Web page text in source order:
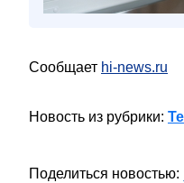
Сообщает hi-news.ru
Новость из рубрики:
Поделиться новостью: